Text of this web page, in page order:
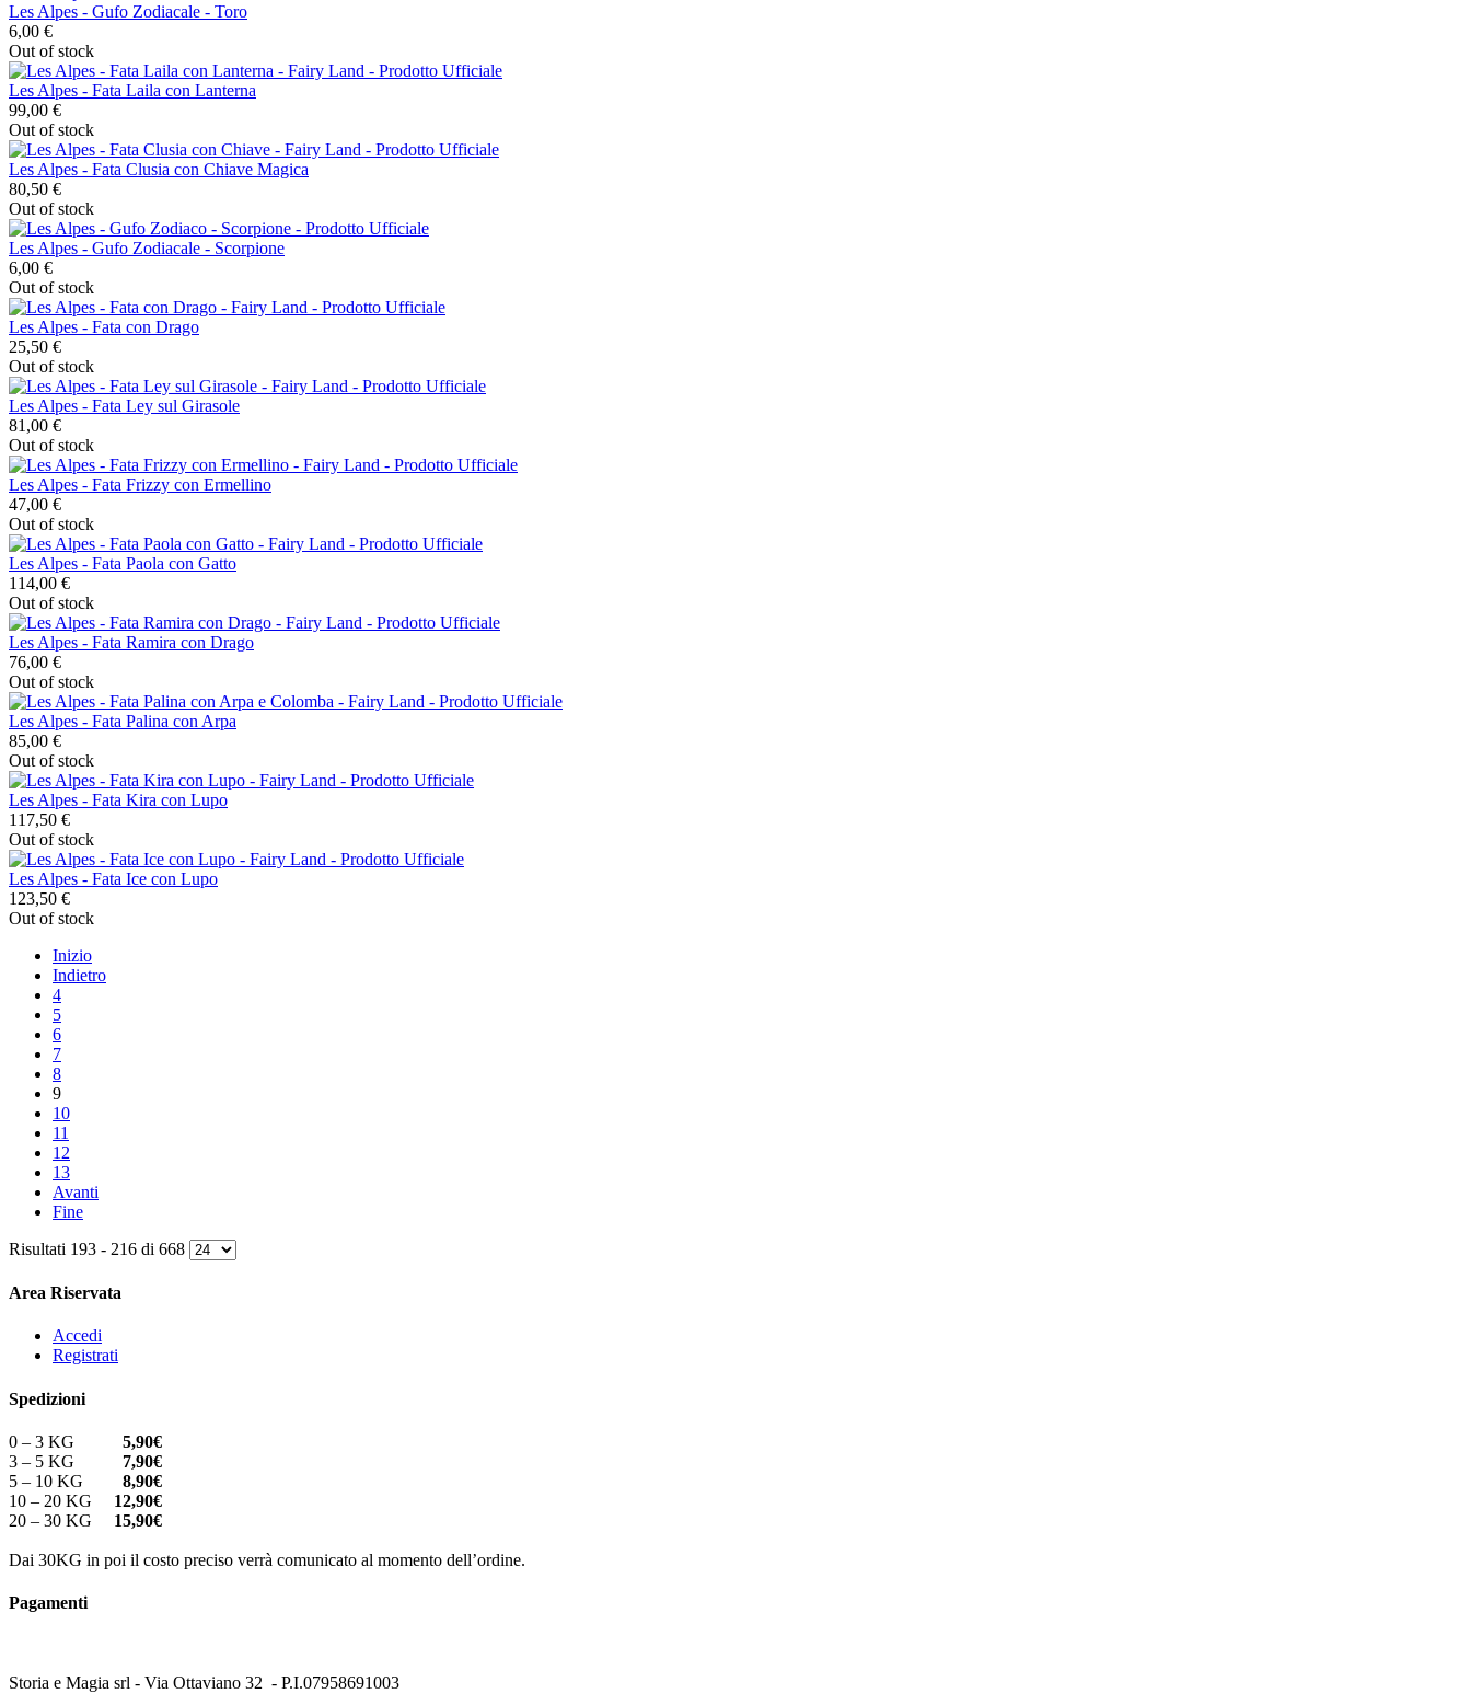
Les Alpes - Gufo Zodiacale - Toro
6,00 €
Out of stock
Les Alpes - Fata Laila con Lanterna
99,00 €
Out of stock
Les Alpes - Fata Clusia con Chiave Magica
80,50 €
Out of stock
Les Alpes - Gufo Zodiacale - Scorpione
6,00 €
Out of stock
Les Alpes - Fata con Drago
25,50 €
Out of stock
Les Alpes - Fata Ley sul Girasole
81,00 €
Out of stock
Les Alpes - Fata Frizzy con Ermellino
47,00 €
Out of stock
Les Alpes - Fata Paola con Gatto
114,00 €
Out of stock
Les Alpes - Fata Ramira con Drago
76,00 €
Out of stock
Les Alpes - Fata Palina con Arpa
85,00 €
Out of stock
Les Alpes - Fata Kira con Lupo
117,50 €
Out of stock
Les Alpes - Fata Ice con Lupo
123,50 €
Out of stock
Inizio
Indietro
4
5
6
7
8
9
10
11
12
13
Avanti
Fine
Risultati 193 - 216 di 668
Area Riservata
Accedi
Registrati
Spedizioni
0 – 3 KG 5,90€
3 – 5 KG 7,90€
5 – 10 KG 8,90€
10 – 20 KG 12,90€
20 – 30 KG 15,90€
Dai 30KG in poi il costo preciso verrà comunicato al momento dell’ordine.
Pagamenti
Storia e Magia srl - Via Ottaviano 32 - P.I.07958691003